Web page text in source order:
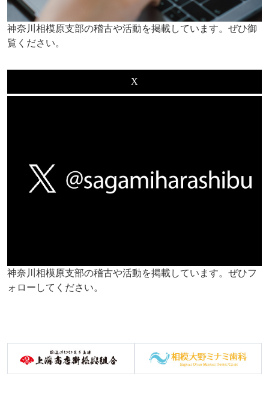
神奈川相模原支部の稽古や活動を掲載しています。ぜひ御
覧ください。
X
神奈川相模原支部の稽古や活動を掲載しています。ぜひフ
ォローしてください。